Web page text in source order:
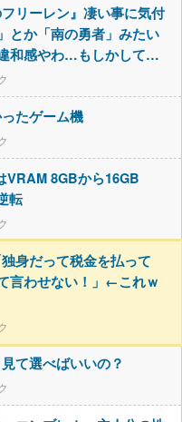
フリーレン』凄い事に気付
とか「南の勇者」みたい
和感やわ…もしかして…
たゲーム機
VRAM 8GBから16GB
転
身だって税金を払って
言わせない！」←これｗ
て選べばいいの？